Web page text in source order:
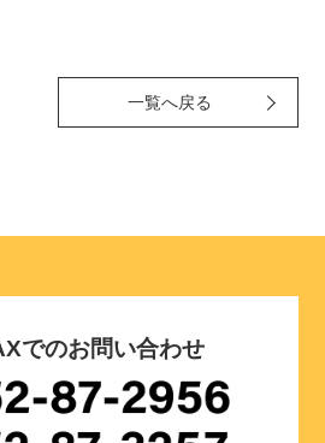
一覧へ戻る
でのお問い合わせ